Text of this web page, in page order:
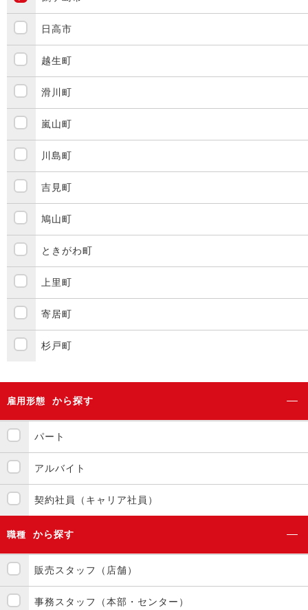
日高市
越生町
滑川町
嵐山町
川島町
吉見町
鳩山町
ときがわ町
上里町
寄居町
杉戸町
雇用形態 から探す
パート
アルバイト
契約社員（キャリア社員）
職種 から探す
販売スタッフ（店舗）
事務スタッフ（本部・センター）